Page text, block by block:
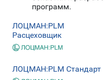
программ.
ЛОЦМАН:PLM
Расцеховщик
ЛОЦМАН:PLM Стандарт